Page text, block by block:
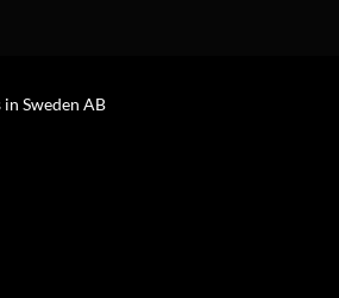
Sweden AB